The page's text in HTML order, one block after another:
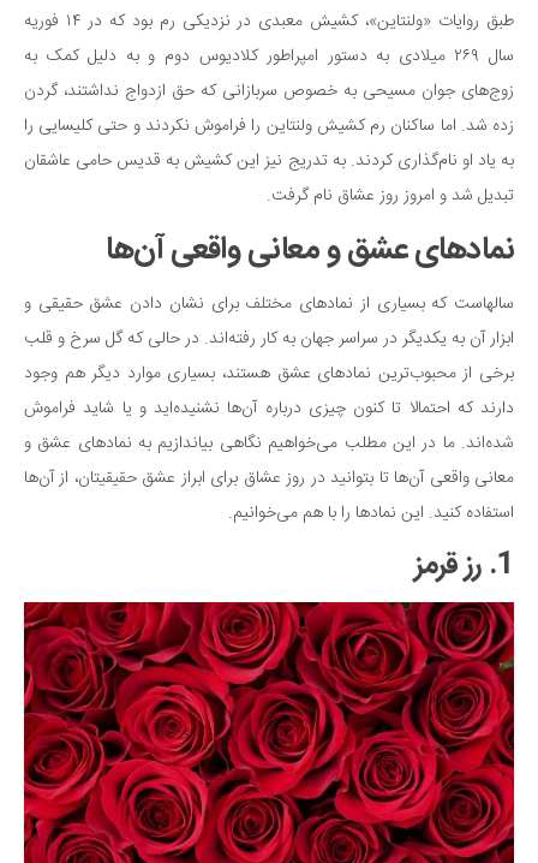
چهره‌ها
عکاسی و هنرهای تجسمی
کتاب و کتاب‌خوانی
تاریخ
معماری
فناوری‌ها
نجوم و هوا فضا
زمین و محیط زیست
خودرو
سرگرمی
دانستنی‌ها
بازی
طنز
فال
مسابقه
اخبار
طبق روایات «ولنتاین»، کشیش معبدی در نزدیکی رم بود که در ۱۴ فوریه
سال ۲۶۹ میلادی به دستور امپراطور کلادیوس دوم و به دلیل کمک به
زوج‌های جوان مسیحی به خصوص سربازانی که حق ازدواج نداشتند، گردن
زده شد. اما ساکنان رم کشیش ولنتاین را فراموش نکردند و حتی کلیسایی را
به یاد او نام‌گذاری کردند. به تدریج نیز این کشیش به قدیس حامی عاشقان
تبدیل شد و امروز روز عشاق نام گرفت.
نمادهای عشق و معانی واقعی آن‌ها
سالهاست که بسیاری از نمادهای مختلف برای نشان دادن عشق حقیقی و
ابزار آن به یکدیگر در سراسر جهان به کار رفته‌اند. در حالی که گل سرخ و قلب
برخی از محبوب‌ترین نمادهای عشق هستند، بسیاری موارد دیگر هم وجود
دارند که احتمالا تا کنون چیزی درباره آن‌ها نشنیده‌اید و یا شاید فراموش
شده‌اند. ما در این مطلب می‌خواهیم نگاهی بیاندازیم به نمادهای عشق و
معانی واقعی آن‌ها تا بتوانید در روز عشاق برای ابراز عشق حقیقیتان، از آن‌ها
استفاده کنید. این نمادها را با هم می‌خوانیم.
1. رز قرمز